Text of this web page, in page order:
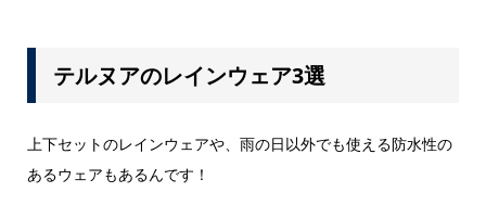
テルヌアのレインウェア3選
上下セットのレインウェアや、雨の日以外でも使える防水性の
あるウェアもあるんです！